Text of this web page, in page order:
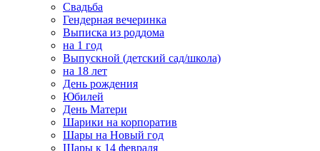
Свадьба
Гендерная вечеринка
Выписка из роддома
на 1 год
Выпускной (детский сад/школа)
на 18 лет
День рождения
Юбилей
День Матери
Шарики на корпоратив
Шары на Новый год
Шары к 14 февраля